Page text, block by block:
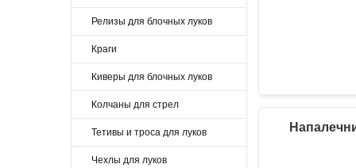
Релизы для блочных луков
Краги
Киверы для блочных луков
Колчаны для стрел
Тетивы и троса для луков
Чехлы для луков